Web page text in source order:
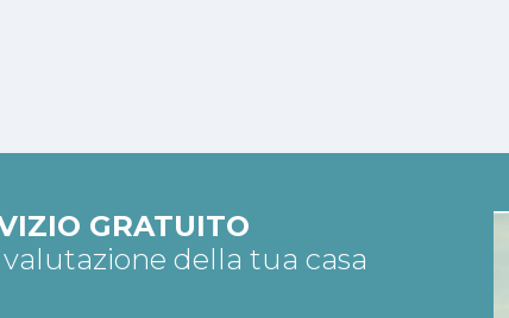
GRATUITO
della tua casa